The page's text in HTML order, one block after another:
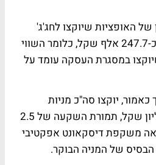
של האופציות שיוקצו לחג'ג'
והורוביץ (ביחד) עומד על כ-247.7 אלף שקל, כלומר השווי
במסגרת העסקה עומד על
יוקצו סה"כ מניות
ואופציות בשווי כ-3.3 מיליון שקל, תמורת השקעה של 2.5
משקפת דיסקאונט אפקטיבי